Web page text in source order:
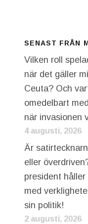
SENAST FRÅN
Vilken roll
när det gäller
Ceuta? Och
omedelbart
när invasionen
4 augusti, 2026
Är
eller
president
med
sin politik!
2 augusti, 2026